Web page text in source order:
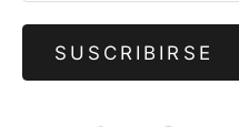
SUSCRIBIRSE